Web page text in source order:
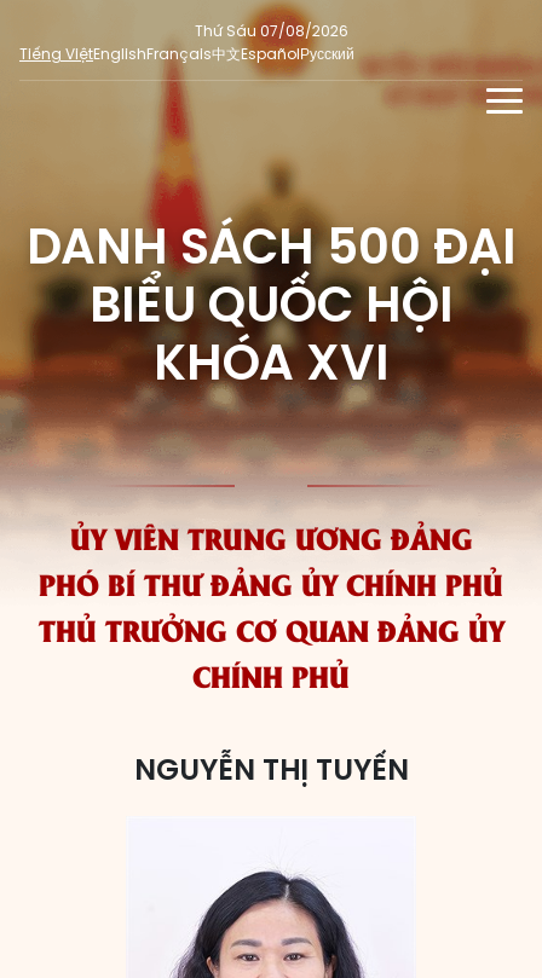
Thứ Sáu 07/08/2026
Tiếng ViệtEnglishFrançais中文EspañolРусский
Phỏng vấn - Nhận định
Ý kiến cử tri
Người đại biểu nhân dân
Tin nổi bật
Dư luận quốc tế
Hỏi đáp bầu cử
Bầu cử địa phương
ĐA PHƯƠNG TIỆN
Video
E-magazine
Infographic
DÀNH CHO BÁO CHÍ
MẠNG XÃ HỘI
SỐ LIỆU BẦU CỬ
Cử tri tham gia bầu cử
Tổng số đại biểu quốc hội
Nữ đại biểu Quốc hội
Các đơn vị bầu cử
HĐND cấp xã
HĐND cấp tỉnh, thành phố
DANH SÁCH 500 ĐẠI
BIỂU QUỐC HỘI
KHÓA XVI
ỦY VIÊN TRUNG ƯƠNG ĐẢNG
PHÓ BÍ THƯ ĐẢNG ỦY CHÍNH PHỦ
THỦ TRƯỞNG CƠ QUAN ĐẢNG ỦY
CHÍNH PHỦ
NGUYỄN THỊ TUYẾN